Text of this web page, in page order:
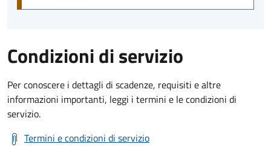
Condizioni di servizio
Per conoscere i dettagli di scadenze, requisiti e altre
informazioni importanti, leggi i termini e le condizioni di
servizio.
Termini e condizioni di servizio